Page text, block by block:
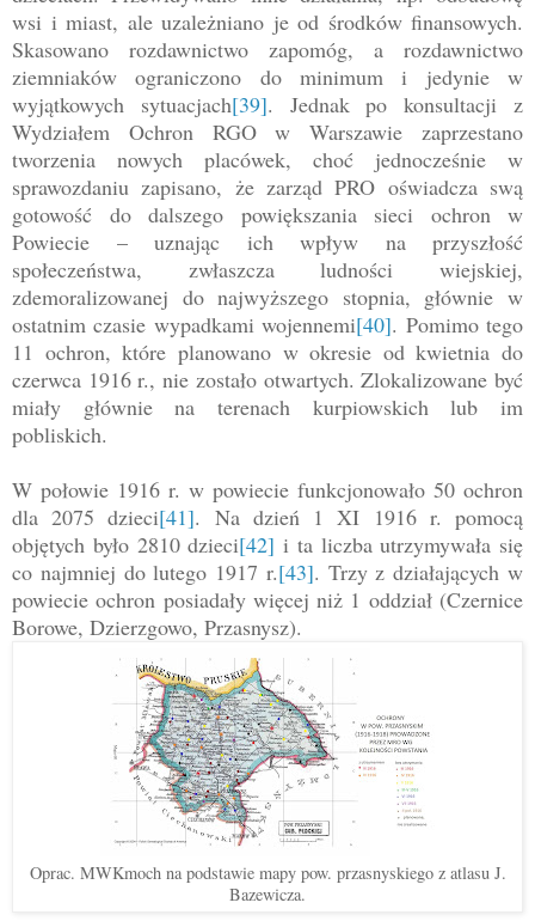
wsi i miast, ale uzależniano je od środków finansowych.
Skasowano rozdawnictwo zapomóg, a rozdawnictwo
ziemniaków ograniczono do minimum i jedynie w
wyjątkowych sytuacjach[39]. Jednak po konsultacji z
Wydziałem Ochron RGO w Warszawie zaprzestano
tworzenia nowych placówek, choć jednocześnie w
sprawozdaniu zapisano, że zarząd PRO oświadcza swą
gotowość do dalszego powiększania sieci ochron w
Powiecie – uznając ich wpływ na przyszłość
społeczeństwa, zwłaszcza ludności wiejskiej,
zdemoralizowanej do najwyższego stopnia, głównie w
ostatnim czasie wypadkami wojennemi[40]. Pomimo tego
11 ochron, które planowano w okresie od kwietnia do
czerwca 1916 r., nie zostało otwartych. Zlokalizowane być
miały głównie na terenach kurpiowskich lub im
pobliskich.
W połowie 1916 r. w powiecie funkcjonowało 50 ochron
dla 2075 dzieci[41]. Na dzień 1 XI 1916 r. pomocą
objętych było 2810 dzieci[42] i ta liczba utrzymywała się
co najmniej do lutego 1917 r.[43]. Trzy z działających w
powiecie ochron posiadały więcej niż 1 oddział (Czernice
Borowe, Dzierzgowo, Przasnysz).
Oprac. MWKmoch na podstawie mapy pow. przasnyskiego z atlasu J.
Bazewicza.